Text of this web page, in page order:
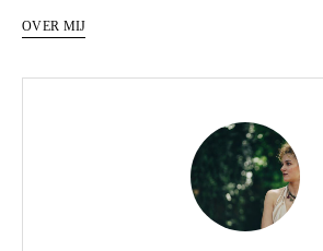
OVER MIJ